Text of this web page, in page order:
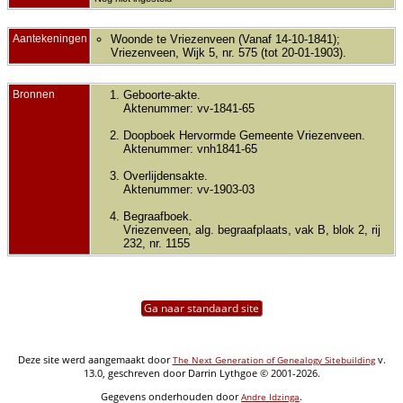
Aantekeningen
Woonde te Vriezenveen (Vanaf 14-10-1841);
Vriezenveen, Wijk 5, nr. 575 (tot 20-01-1903).
Bronnen
Geboorte-akte.
Aktenummer: vv-1841-65
Doopboek Hervormde Gemeente Vriezenveen.
Aktenummer: vnh1841-65
Overlijdensakte.
Aktenummer: vv-1903-03
Begraafboek.
Vriezenveen, alg. begraafplaats, vak B, blok 2, rij
232, nr. 1155
Ga naar standaard site
Deze site werd aangemaakt doorThe Next Generation of Genealogy Sitebuildingv.
13.0, geschreven door Darrin Lythgoe © 2001-2026.
Gegevens onderhouden doorAndre Idzinga.